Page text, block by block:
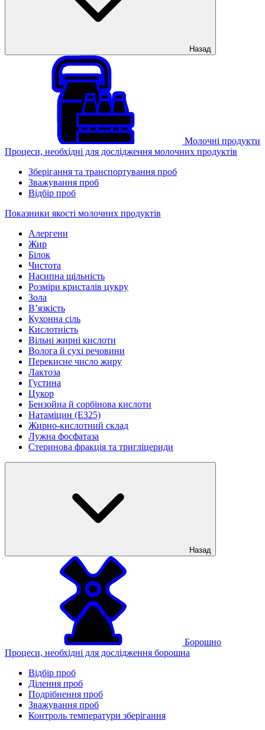
Назад
Молочні продукти
Процеси, необхідні для дослідження молочних продуктів
Зберігання та транспортування проб
Зважування проб
Відбір проб
Показники якості молочних продуктів
Алергени
Жир
Білок
Чистота
Насипна щільність
Розміри кристалів цукру
Зола
В’язкість
Кухонна сіль
Кислотність
Вільні жирні кислоти
Волога й сухі речовини
Перекисне число жиру
Лактоза
Густина
Цукор
Бензойна й сорбінова кислоти
Натаміцин (Е325)
Жирно-кислотний склад
Лужна фосфатаза
Стеринова фракція та тригліцериди
Назад
Борошно
Процеси, необхідні для дослідження борошна
Відбір проб
Ділення проб
Подрібнення проб
Зважування проб
Контроль температури зберігання